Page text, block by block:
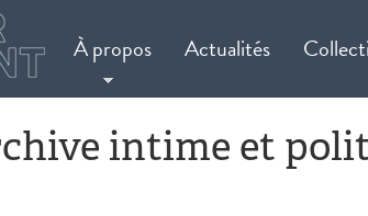
À propos Actualités
intime et